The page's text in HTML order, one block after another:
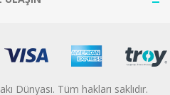
Dünyası. Tüm hakları saklıdır.